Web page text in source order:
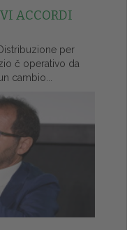
ACCORDI
per
č operativo da
cambio...